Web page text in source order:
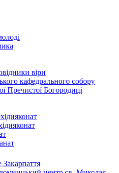
віри
кафедрального собору
Пречистої Богородиці
Закарпаття